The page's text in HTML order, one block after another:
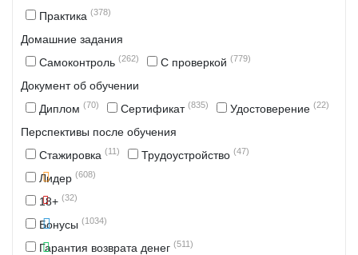
Практика (378)
Домашние задания
Самоконтроль (262) С проверкой (779)
Документ об обучении
Диплом (70) Сертификат (835) Удостоверение (22)
Перспективы после обучения
Стажировка (11) Трудоустройство (47)
Лидер (608)
18+ (32)
Бонусы (1034)
Гарантия возврата денег (511)